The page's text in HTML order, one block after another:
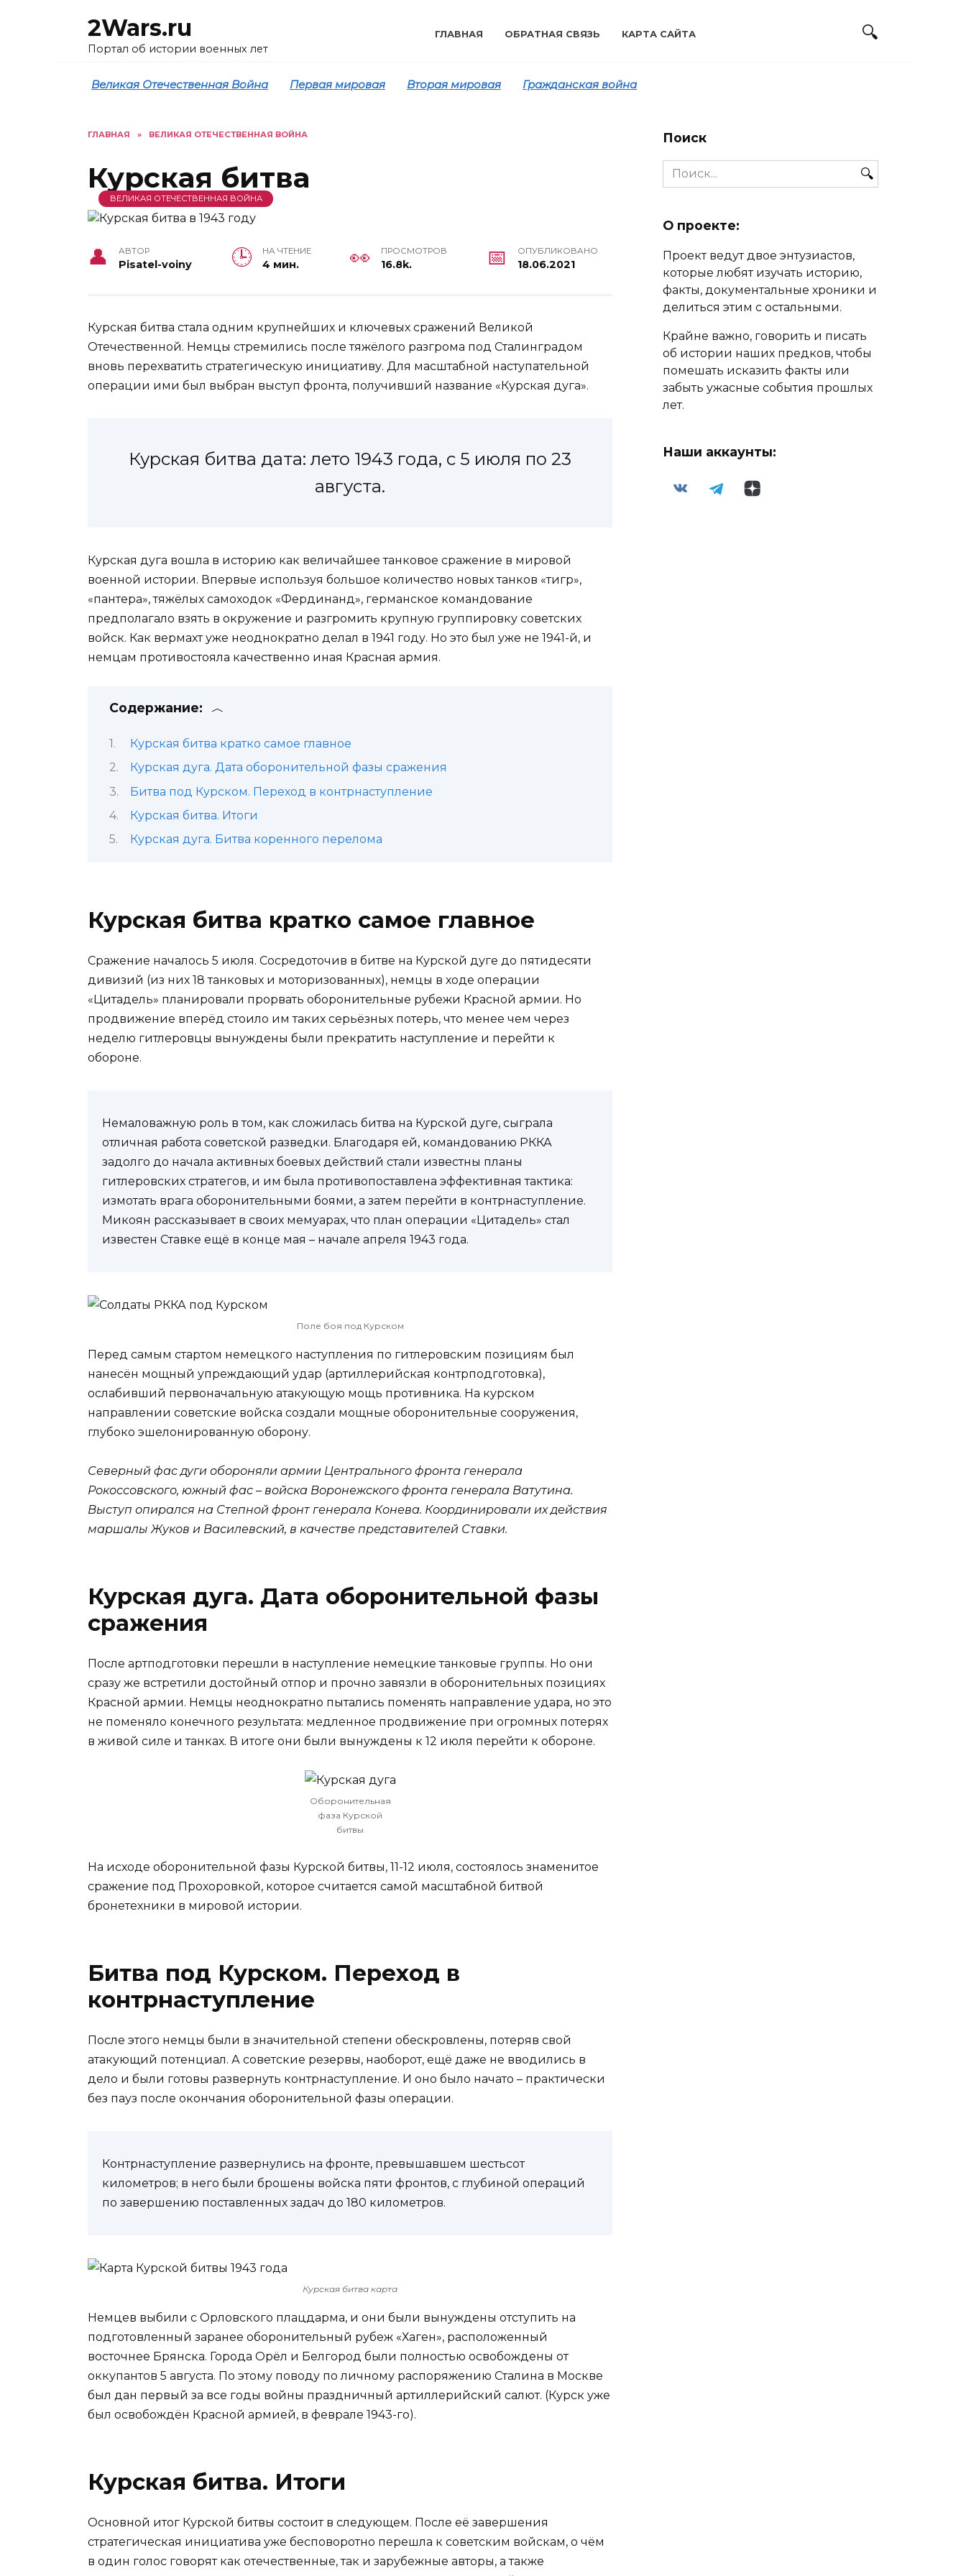
2Wars.ru
Портал об истории военных лет
ГЛАВНАЯ ОБРАТНАЯ СВЯЗЬ КАРТА САЙТА
Великая Отечественная Война Первая мировая Вторая мировая Гражданская война
ГЛАВНАЯ » ВЕЛИКАЯ ОТЕЧЕСТВЕННАЯ ВОЙНА
Курская битва
ВЕЛИКАЯ ОТЕЧЕСТВЕННАЯ ВОЙНА
АВТОР
Pisatel-voiny
НА ЧТЕНИЕ
4 мин.
ПРОСМОТРОВ
16.8k.
ОПУБЛИКОВАНО
18.06.2021
Курская битва стала одним крупнейших и ключевых сражений Великой
Отечественной. Немцы стремились после тяжёлого разгрома под Сталинградом
вновь перехватить стратегическую инициативу. Для масштабной наступательной
операции ими был выбран выступ фронта, получивший название «Курская дуга».
Курская битва дата: лето 1943 года, с 5 июля по 23
августа.
Курская дуга вошла в историю как величайшее танковое сражение в мировой
военной истории. Впервые используя большое количество новых танков «тигр»,
«пантера», тяжёлых самоходок «Фердинанд», германское командование
предполагало взять в окружение и разгромить крупную группировку советских
войск. Как вермахт уже неоднократно делал в 1941 году. Но это был уже не 1941-й, и
немцам противостояла качественно иная Красная армия.
Содержание:
Курская битва кратко самое главное
Курская дуга. Дата оборонительной фазы сражения
Битва под Курском. Переход в контрнаступление
Курская битва. Итоги
Курская дуга. Битва коренного перелома
Курская битва кратко самое главное
Сражение началось 5 июля. Сосредоточив в битве на Курской дуге до пятидесяти
дивизий (из них 18 танковых и моторизованных), немцы в ходе операции
«Цитадель» планировали прорвать оборонительные рубежи Красной армии. Но
продвижение вперёд стоило им таких серьёзных потерь, что менее чем через
неделю гитлеровцы вынуждены были прекратить наступление и перейти к
обороне.
Немаловажную роль в том, как сложилась битва на Курской дуге, сыграла
отличная работа советской разведки. Благодаря ей, командованию РККА
задолго до начала активных боевых действий стали известны планы
гитлеровских стратегов, и им была противопоставлена эффективная тактика:
измотать врага оборонительными боями, а затем перейти в контрнаступление.
Микоян рассказывает в своих мемуарах, что план операции «Цитадель» стал
известен Ставке ещё в конце мая – начале апреля 1943 года.
Поле боя под Курском
Перед самым стартом немецкого наступления по гитлеровским позициям был
нанесён мощный упреждающий удар (артиллерийская контрподготовка),
ослабивший первоначальную атакующую мощь противника. На курском
направлении советские войска создали мощные оборонительные сооружения,
глубоко эшелонированную оборону.
Северный фас дуги обороняли армии Центрального фронта генерала
Рокоссовского, южный фас – войска Воронежского фронта генерала Ватутина.
Выступ опирался на Степной фронт генерала Конева. Координировали их действия
маршалы Жуков и Василевский, в качестве представителей Ставки.
Курская дуга. Дата оборонительной фазы
сражения
После артподготовки перешли в наступление немецкие танковые группы. Но они
сразу же встретили достойный отпор и прочно завязли в оборонительных позициях
Красной армии. Немцы неоднократно пытались поменять направление удара, но это
не поменяло конечного результата: медленное продвижение при огромных потерях
в живой силе и танках. В итоге они были вынуждены к 12 июля перейти к обороне.
Оборонительная
фаза Курской
битвы
На исходе оборонительной фазы Курской битвы, 11-12 июля, состоялось знаменитое
сражение под Прохоровкой, которое считается самой масштабной битвой
бронетехники в мировой истории.
Битва под Курском. Переход в
контрнаступление
После этого немцы были в значительной степени обескровлены, потеряв свой
атакующий потенциал. А советские резервы, наоборот, ещё даже не вводились в
дело и были готовы развернуть контрнаступление. И оно было начато – практически
без пауз после окончания оборонительной фазы операции.
Контрнаступление развернулись на фронте, превышавшем шестьсот
километров; в него были брошены войска пяти фронтов, с глубиной операций
по завершению поставленных задач до 180 километров.
Курская битва карта
Немцев выбили с Орловского плацдарма, и они были вынуждены отступить на
подготовленный заранее оборонительный рубеж «Хаген», расположенный
восточнее Брянска. Города Орёл и Белгород были полностью освобождены от
оккупантов 5 августа. По этому поводу по личному распоряжению Сталина в Москве
был дан первый за все годы войны праздничный артиллерийский салют. (Курск уже
был освобождён Красной армией, в феврале 1943-го).
Курская битва. Итоги
Основной итог Курской битвы состоит в следующем. После её завершения
стратегическая инициатива уже бесповоротно перешла к советским войскам, о чём
в один голос говорят как отечественные, так и зарубежные авторы, а также
Поиск
Search
for:
О проекте:
Проект ведут двое энтузиастов,
которые любят изучать историю,
факты, документальные хроники и
делиться этим с остальными.
Крайне важно, говорить и писать
об истории наших предков, чтобы
помешать исказить факты или
забыть ужасные события прошлых
лет.
Наши аккаунты: